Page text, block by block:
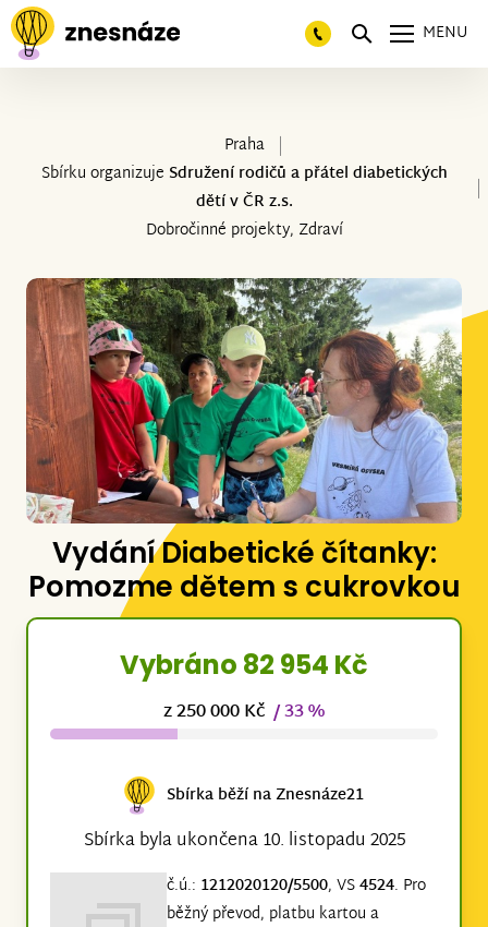
MENU
Praha
Sbírku organizuje Sdružení rodičů a přátel diabetických
dětí v ČR z.s.
Dobročinné projekty, Zdraví
Vydání Diabetické čítanky:
Pomozme dětem s cukrovkou
Vybráno 82 954 Kč
z 250 000 Kč / 33 %
Sbírka běží na Znesnáze21
Sbírka byla ukončena 10. listopadu 2025
č.ú.: 1212020120/5500, VS4524. Pro
běžný převod, platbu kartou a